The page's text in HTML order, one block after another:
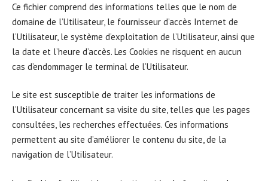
Ce fichier comprend des informations telles que le nom de
domaine de l’Utilisateur, le fournisseur d’accès Internet de
l’Utilisateur, le système d’exploitation de l’Utilisateur, ainsi que
la date et l’heure d’accès. Les Cookies ne risquent en aucun
cas d’endommager le terminal de l’Utilisateur.
Le site est susceptible de traiter les informations de
l’Utilisateur concernant sa visite du site, telles que les pages
consultées, les recherches effectuées. Ces informations
permettent au site d’améliorer le contenu du site, de la
navigation de l’Utilisateur.